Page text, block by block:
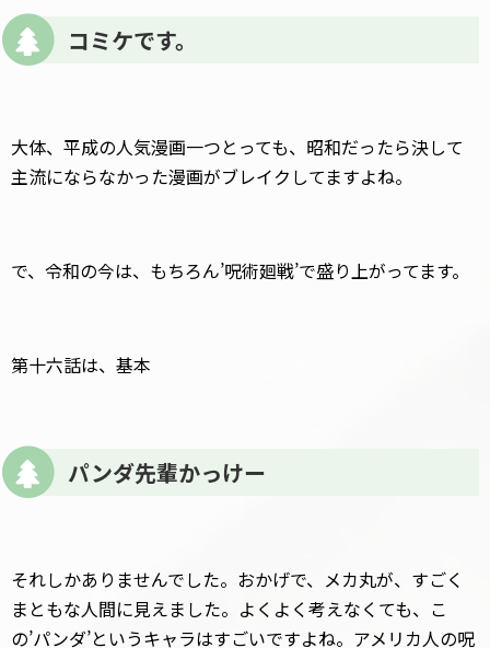
コミケです。
大体、平成の人気漫画一つとっても、昭和だったら決して
主流にならなかった漫画がブレイクしてますよね。
で、令和の今は、もちろん’呪術廻戦’で盛り上がってます。
第十六話は、基本
パンダ先輩かっけー
それしかありませんでした。おかげで、メカ丸が、すごく
まともな人間に見えました。よくよく考えなくても、こ
の’パンダ’というキャラはすごいですよね。アメリカ人の呪